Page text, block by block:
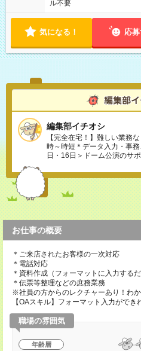
ル不要
気になる！ 応
編集部イチオシ
【完全在宅！】難しい業務
時～時短＊データ入力・事
日・16日＞ドーム公演のサ
お仕事の概要
＊ご来店されたお客様の一次対応
＊電話対応
＊資料作成（フォーマットに入力するだ
＊伝票等整理などの庶務業務
※社員の方からのレクチャーあり！わ
【OAスキル】フォーマット入力ができ
職場の雰囲気
年齢層